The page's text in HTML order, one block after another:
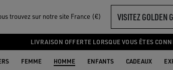
trouvez sur notre site France (€) VISITEZ GOLDEN
LIVRAISON OFFERTE LORSQUE VOUS ÊTES
FEMME HOMME ENFANTS CADEAUX